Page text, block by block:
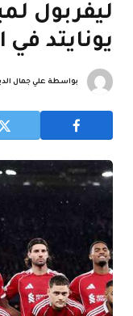
ليفربول
يونايتد في
بواسطة علي جمال